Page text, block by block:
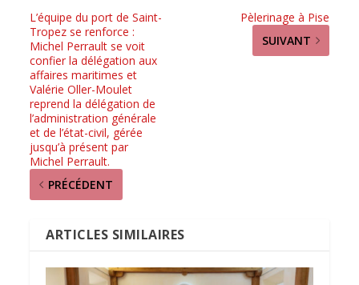
L’équipe du port de Saint-
Tropez se renforce :
Michel Perrault se voit
confier la délégation aux
affaires maritimes et
Valérie Oller-Moulet
reprend la délégation de
l’administration générale
et de l’état-civil, gérée
jusqu’à présent par
Michel Perrault.
PRÉCÉDENT
Pèlerinage à Pise
SUIVANT
ARTICLES SIMILAIRES